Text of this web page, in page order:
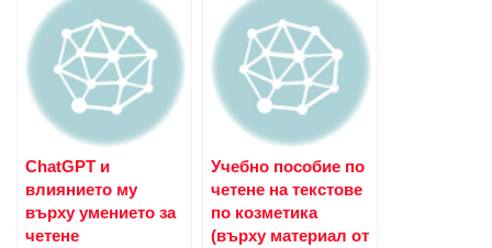
ChatGPT и
влиянието му
върху умението за
четене
Учебно пособие по
четене на текстове
по козметика
(върху материал от